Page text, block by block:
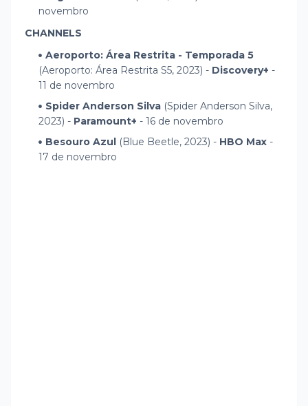
novembro
CHANNELS
Aeroporto: Área Restrita - Temporada 5
(Aeroporto: Área Restrita S5, 2023) - Discovery+ -
11 de novembro
Spider Anderson Silva (Spider Anderson Silva,
2023) - Paramount+ - 16 de novembro
Besouro Azul (Blue Beetle, 2023) - HBO Max -
17 de novembro